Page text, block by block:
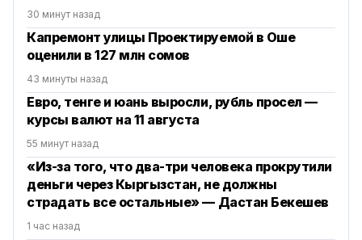
30 минут назад
Капремонт улицы Проектируемой в Оше
оценили в 127 млн сомов
43 минуты назад
Евро, тенге и юань выросли, рубль просел —
курсы валют на 11 августа
55 минут назад
«Из-за того, что два-три человека прокрутили
деньги через Кыргызстан, не должны
страдать все остальные» — Дастан Бекешев
1 час назад